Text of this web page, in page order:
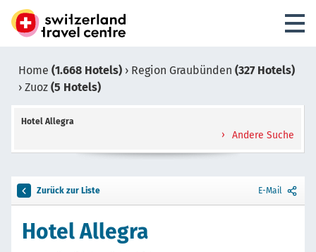
Home (1.668 Hotels) › Region Graubünden (327 Hotels)
› Zuoz (5 Hotels)
Hotel Allegra
Andere Suche
Zurück zur Liste E-Mail
Hotel Allegra